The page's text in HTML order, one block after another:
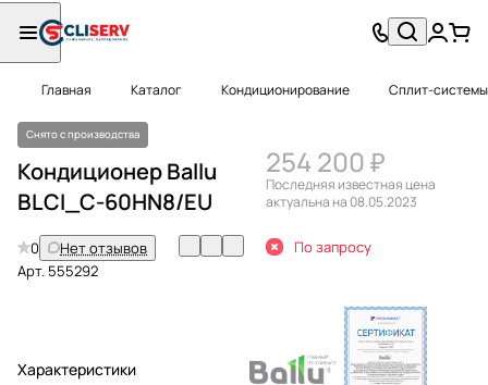
Главная Каталог Кондиционирование Сплит-системы
Снято с производства
Кондиционер Ballu
BLCI_C-60HN8/EU
0
Нет отзывов
Арт. 555292
Характеристики
254 200 ₽
Последняя известная цена
актуальна на 08.05.2023
По запросу